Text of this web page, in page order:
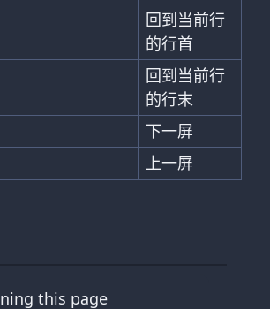
回到当前行
的行首
回到当前行
的行末
下一屏
上一屏
this page